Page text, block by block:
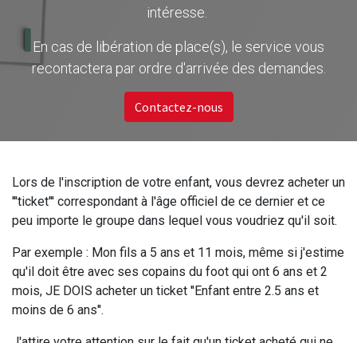
intéresse.
En cas de libération de place(s), le service vous
recontactera par ordre d'arrivée des demandes.
Contactez-nous
Lors de l'inscription de votre enfant, vous devrez acheter un
'''ticket''' correspondant à l'âge officiel de ce dernier et ce
peu importe le groupe dans lequel vous voudriez qu'il soit.
Par exemple : Mon fils a 5 ans et 11 mois, même si j'estime
qu'il doit être avec ses copains du foot qui ont 6 ans et 2
mois, JE DOIS acheter un ticket ''Enfant entre 2.5 ans et
moins de 6 ans''.